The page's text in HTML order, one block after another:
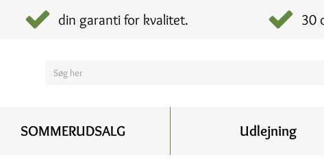
din garanti for kvalitet. 30
SOMMERUDSALG Udlejning